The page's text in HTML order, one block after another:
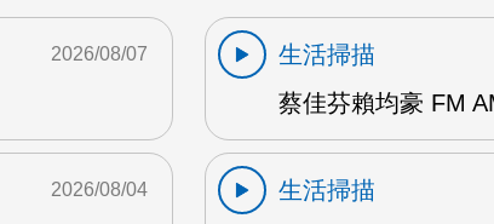
2026/08/07
生活掃描
蔡佳芬賴均豪 FM
2026/08/04
生活掃描